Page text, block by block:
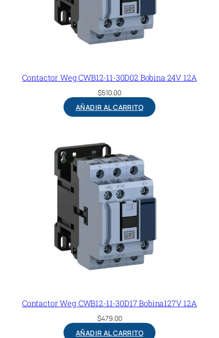
Contactor Weg CWB12-11-30D02 Bobina 24V 12A
$510.00
AÑADIR AL CARRITO
Contactor Weg CWB12-11-30D17 Bobina127V 12A
$479.00
AÑADIR AL CARRITO